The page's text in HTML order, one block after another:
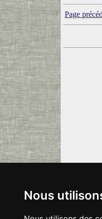
Nous
Page